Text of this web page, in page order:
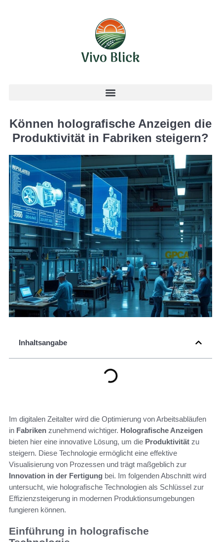
Können holografische Anzeigen die
Produktivität in Fabriken steigern?
Inhaltsangabe
Im digitalen Zeitalter wird die Optimierung von Arbeitsabläufen
in Fabriken zunehmend wichtiger. Holografische Anzeigen
bieten hier eine innovative Lösung, um die Produktivität zu
steigern. Diese Technologie ermöglicht eine effektive
Visualisierung von Prozessen und trägt maßgeblich zur
Innovation in der Fertigung bei. Im folgenden Abschnitt wird
untersucht, wie holografische Technologien als Schlüssel zur
Effizienzsteigerung in modernen Produktionsumgebungen
fungieren können.
Einführung in holografische